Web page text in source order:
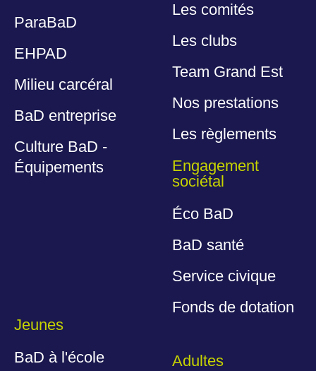
ParaBaD
EHPAD
Milieu carcéral
BaD entreprise
Culture BaD -
Équipements
Les comités
Les clubs
Team Grand Est
Nos prestations
Les règlements
Engagement
sociétal
Éco BaD
BaD santé
Service civique
Fonds de dotation
Jeunes
BaD à l'école
Adultes